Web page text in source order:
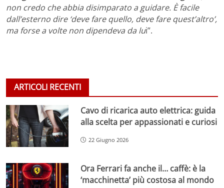
non credo che abbia disimparato a guidare. È facile
dall’esterno dire ‘deve fare quello, deve fare quest’altro’,
ma forse a volte non dipendeva da lui”.
ARTICOLI RECENTI
Cavo di ricarica auto elettrica: guida
alla scelta per appassionati e curiosi
22 Giugno 2026
Ora Ferrari fa anche il… caffè: è la
‘macchinetta’ più costosa al mondo